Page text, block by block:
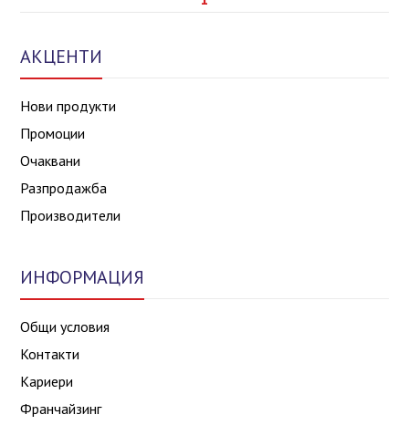
АКЦЕНТИ
Нови продукти
Промоции
Очаквани
Разпродажба
Производители
ИНФОРМАЦИЯ
Общи условия
Контакти
Кариери
Франчайзинг